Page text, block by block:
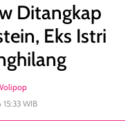
Ditangkap
Eks Istri
WIB